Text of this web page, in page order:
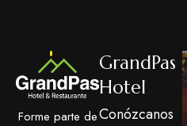
Forme parte de
GrandPas
Hotel
Conózcanos